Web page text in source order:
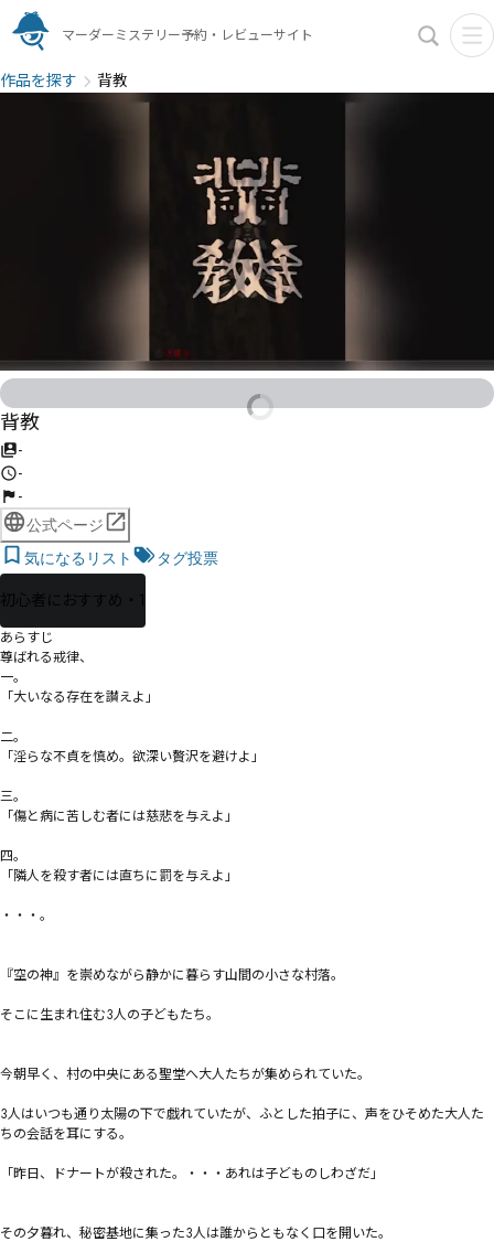
マーダーミステリー予約・レビューサイト
作品を探す 背教
背教
-
-
-
公式ページ
気になるリスト
タグ投票
初心者におすすめ・1
あらすじ
尊ばれる戒律、
一。
「大いなる存在を讃えよ」
二。
「淫らな不貞を慎め。欲深い贅沢を避けよ」
三。
「傷と病に苦しむ者には慈悲を与えよ」
四。
「隣人を殺す者には直ちに罰を与えよ」
・・・。
『空の神』を崇めながら静かに暮らす山間の小さな村落。
そこに生まれ住む3人の子どもたち。
今朝早く、村の中央にある聖堂へ大人たちが集められていた。
3人はいつも通り太陽の下で戯れていたが、ふとした拍子に、声をひそめた大人た
ちの会話を耳にする。
「昨日、ドナートが殺された。・・・あれは子どものしわざだ」
その夕暮れ、秘密基地に集った3人は誰からともなく口を開いた。